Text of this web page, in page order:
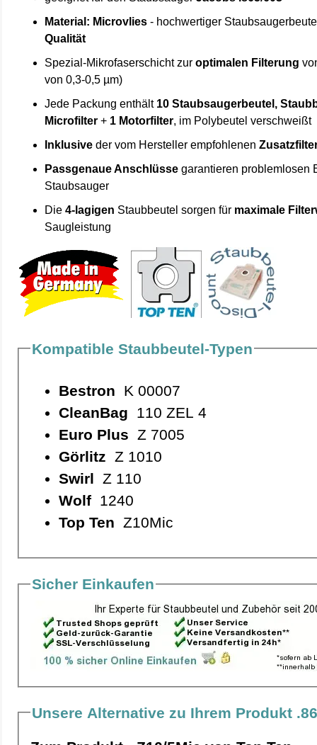
Material: Microvlies - hochwertiger
Qualität
Spezial-Mikrofaserschicht zuroptimalen Filterung
von 0,3-0,5 µm)
Jede Packung enthält 10 Staubsaugerbeutel,
Microfilter + 1 Motorfilter, im Polybeutel verschweißt
Inklusive der vom Hersteller empfohlenen
Passgenaue Anschlüsse garantieren problemlosen
Staubsauger
Die4-lagigen Staubbeutel sorgen für maximale
Saugleistung
Kompatible Staubbeutel-Typen
Bestron K 00007
CleanBag 110 ZEL 4
Euro Plus Z 7005
Görlitz Z 1010
Swirl Z 110
Wolf1240
Top Ten Z10Mic
Sicher Einkaufen
Unsere Alternative zu Ihrem Produkt